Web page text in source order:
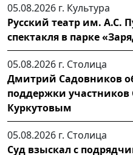
05.08.2026 г. Культура
Русский театр им. А.С.
спектакля в парке
05.08.2026 г. Столица
Дмитрий Садовников
поддержки участников
Куркутовым
05.08.2026 г. Столица
Суд взыскал с